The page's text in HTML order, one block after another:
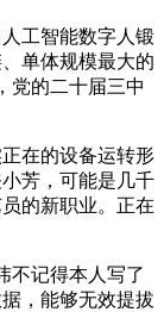
工智能数字人锻
单体规模最大的
党的二十届三中
在的设备运转形
芳，可能是几千
的新职业。正在
记得本人写了
，能够无效提拔